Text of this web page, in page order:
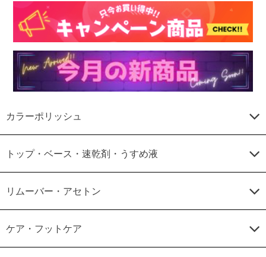
カラーポリッシュ
トップ・ベース・速乾剤・うすめ液
リムーバー・アセトン
ケア・フットケア